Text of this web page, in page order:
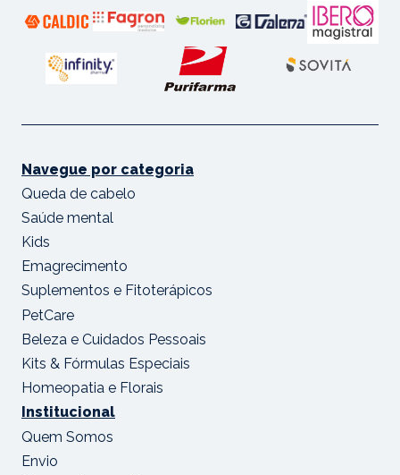
Navegue por categoria
Queda de cabelo
Saúde mental
Kids
Emagrecimento
Suplementos e Fitoterápicos
PetCare
Beleza e Cuidados Pessoais
Kits & Fórmulas Especiais
Homeopatia e Florais
Institucional
Quem Somos
Envio